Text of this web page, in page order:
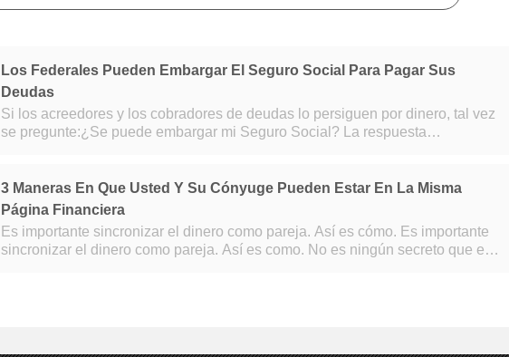
Los Federales Pueden Embargar El Seguro Social Para Pagar Sus
Deudas
Si los acreedores y los cobradores de deudas lo persiguen por dinero, tal vez
se pregunte:¿Se puede embargar mi Seguro Social? La respuesta
3 Maneras En Que Usted Y Su Cónyuge Pueden Estar En La Misma
Página Financiera
Es importante sincronizar el dinero como pareja. Así es cómo. Es importante
sincronizar el dinero como pareja. Así es como. No es ningún secreto que el